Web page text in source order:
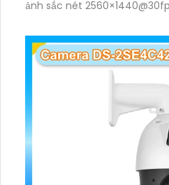
ảnh sắc nét
giám sát khu vực rộng cả